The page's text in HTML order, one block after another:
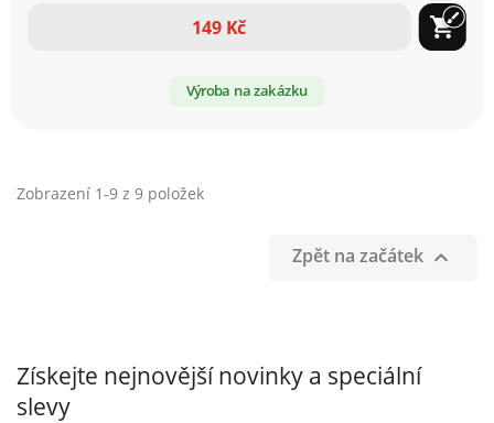
149 Kč shopping_cart
brush
Výroba na zakázku
Zobrazení 1-9 z 9 položek
Zpět na začátek 
Získejte nejnovější novinky a speciální
slevy